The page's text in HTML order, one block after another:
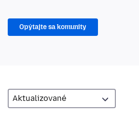
Opýtajte sa komunity